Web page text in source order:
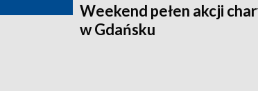
Weekend pełen akcji
w Gdańsku